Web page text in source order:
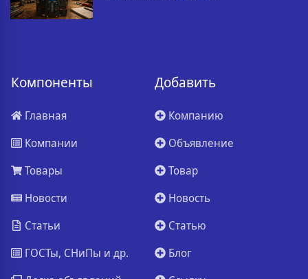
Компоненты
Главная
Компании
Товары
Новости
Статьи
ГОСТы, СНиПы и др.
Добавить
Компанию
Объявление
Товар
Новость
Статью
Блог